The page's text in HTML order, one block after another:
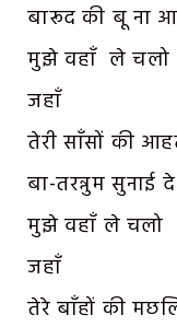
बारूद की बू ना
मुझे वहाँ ले चलो
जहाँ
तेरी साँसों की
बा-तरन्नुम सुनाई दे
मुझे वहाँ ले चलो
जहाँ
तेरे बाँहों की